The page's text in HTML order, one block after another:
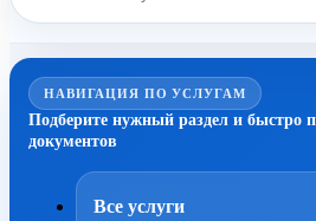
НАВИГАЦИЯ ПО УСЛУГАМ
Подберите нужный раздел и быстро
документов
Все услуги